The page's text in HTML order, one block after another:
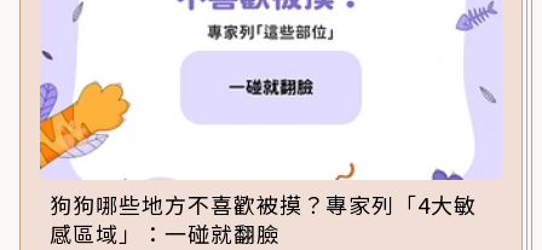
狗狗哪些地方不喜歡被摸？專家列「4大敏
感區域」：一碰就翻臉